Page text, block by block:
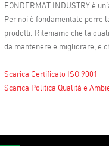
FONDERMAT INDUSTRY è
Per noi è fondamentale porre
prodotti. Riteniamo che la
da mantenere e migliorare, e
Scarica Certificato ISO 9001
Scarica Politica Qualità e